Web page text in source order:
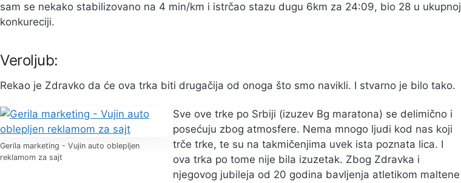
sam se nekako stabilizovano na 4 min/km i istrčao stazu dugu 6km za 24:09, bio 28 u ukupnoj
konkureciji.
Veroljub:
Rekao je Zdravko da će ova trka biti drugačija od onoga što smo navikli. I stvarno je bilo tako.
Gerila marketing - Vujin auto oblepljen
reklamom za sajt
Sve ove trke po Srbiji (izuzev Bg maratona) se delimično i
posećuju zbog atmosfere. Nema mnogo ljudi kod nas koji
trče trke, te su na takmičenjima uvek ista poznata lica. I
ova trka po tome nije bila izuzetak. Zbog Zdravka i
njegovog jubileja od 20 godina bavljenja atletikom maltene